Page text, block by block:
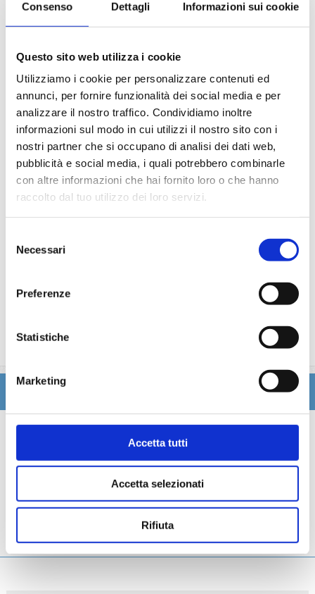
Consenso Dettagli Informazioni sui cookie
Questo sito web utilizza i cookie
Utilizziamo i cookie per personalizzare contenuti ed
annunci, per fornire funzionalità dei social media e per
analizzare il nostro traffico. Condividiamo inoltre
informazioni sul modo in cui utilizzi il nostro sito con i
nostri partner che si occupano di analisi dei dati web,
pubblicità e social media, i quali potrebbero combinarle
con altre informazioni che hai fornito loro o che hanno
raccolto dal tuo utilizzo dei loro servizi.
delNecessari
Preferenze
Statistiche
Marketing
Accetta tutti
Accetta selezionati
Rifiuta
Le quote di servizio (mance)
Il trattamento di pensione completa a bordo (colazione,
Bevande a dispenser, serata di Gala con menù
La partecipazione a tutte le attività di animazione
(giochi, concorsi, tornei, feste, serate a tema).
Gli spettacoli musicali o di cabaret nel teatro di bordo, i
balli e le feste in programma tutte le sere durante la
crociera.
L'utilizzo di tutte le attrezzature della nave: piscine,
lettini, teli mare, palestra, vasche idromassaggio,
biblioteca, discoteca.
Le bevande, le escursioni a terra nel corso della crociera,
Tasse portuali
trattamenti estetici, medico, navigazione internet,
lavanderia).
Scheda tecnica
Galleria
Cabine
Ponti